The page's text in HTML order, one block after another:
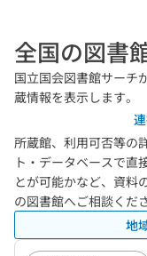
全国の図書
国立国会図書館サーチ
蔵情報を表示します。
所蔵館、利用可否等の
ト・データベースで直
とが可能かなど、資料
の図書館へご相談くだ
地